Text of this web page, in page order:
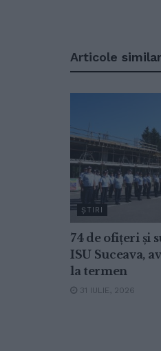
Articole
ŞTIRI
74 de ofițeri și
ISU Suceava,
la termen
31 IULIE, 2026